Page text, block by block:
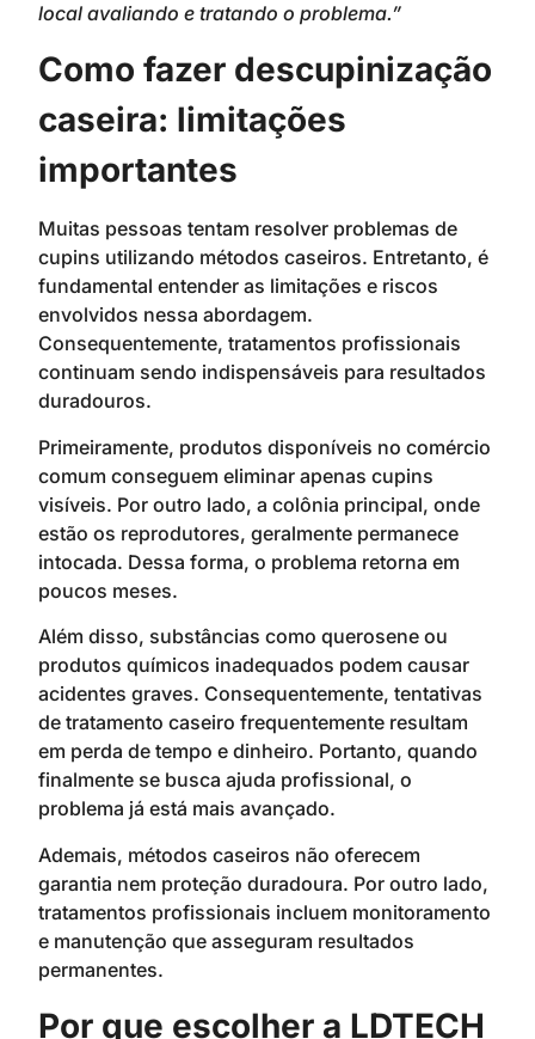
local avaliando e tratando o problema.”
Como fazer descupinização
caseira: limitações
importantes
Muitas pessoas tentam resolver problemas de
cupins utilizando métodos caseiros. Entretanto, é
fundamental entender as limitações e riscos
envolvidos nessa abordagem.
Consequentemente, tratamentos profissionais
continuam sendo indispensáveis para resultados
duradouros.
Primeiramente, produtos disponíveis no comércio
comum conseguem eliminar apenas cupins
visíveis. Por outro lado, a colônia principal, onde
estão os reprodutores, geralmente permanece
intocada. Dessa forma, o problema retorna em
poucos meses.
Além disso, substâncias como querosene ou
produtos químicos inadequados podem causar
acidentes graves. Consequentemente, tentativas
de tratamento caseiro frequentemente resultam
em perda de tempo e dinheiro. Portanto, quando
finalmente se busca ajuda profissional, o
problema já está mais avançado.
Ademais, métodos caseiros não oferecem
garantia nem proteção duradoura. Por outro lado,
tratamentos profissionais incluem monitoramento
e manutenção que asseguram resultados
permanentes.
Por que escolher a LDTECH